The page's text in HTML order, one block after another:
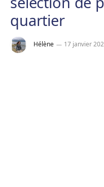
quartier
Hélène 17 janvier